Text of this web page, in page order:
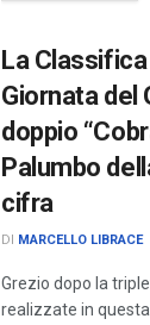
La
Giornata del
doppio
Palumbo
cifra
DI MARCELLO LIBRACE
Grezio dopo la
realizzate in